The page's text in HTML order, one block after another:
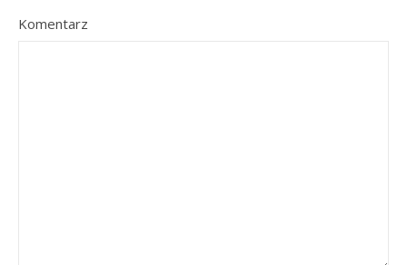
Komentarz